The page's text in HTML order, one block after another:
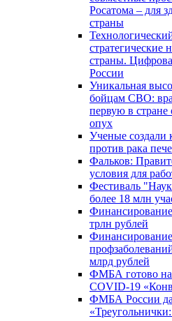
Росатома – для
страны
стратегические
страны.
России
Уникальная
бойцам СВО:
первую в
опух
Ученые создали
против рака
Фальков:
условия для
Фестиваль
более 18 млн
трлн рублей
млрд рублей
ФМБА готово
COVID-19
ФМБА России